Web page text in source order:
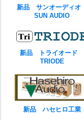
新品 サンオーディオ
SUN AUDIO
新品 トライオード
TRIODE
新品 ハセヒロ工業